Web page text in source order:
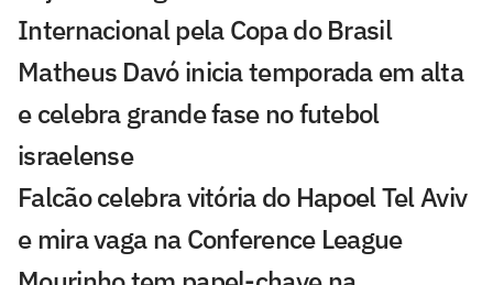
Internacional pela Copa do Brasil
Matheus Davó inicia temporada em alta
e celebra grande fase no futebol
israelense
Falcão celebra vitória do Hapoel Tel Aviv
e mira vaga na Conference League